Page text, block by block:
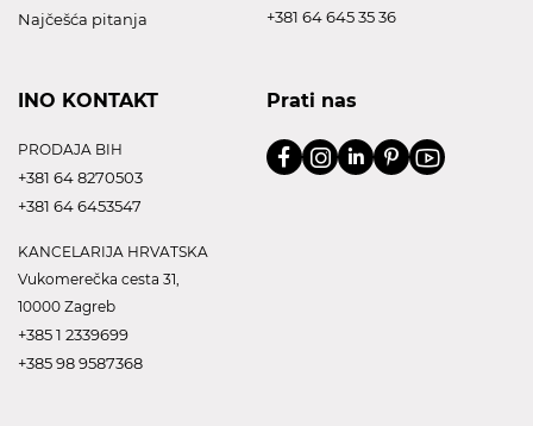
Najčešća pitanja
+381 64 645 35 36
INO KONTAKT
PRODAJA BIH
+381 64 8270503
+381 64 6453547
KANCELARIJA HRVATSKA
Vukomerečka cesta 31,
10000 Zagreb
+385 1 2339699
+385 98 9587368
Prati nas